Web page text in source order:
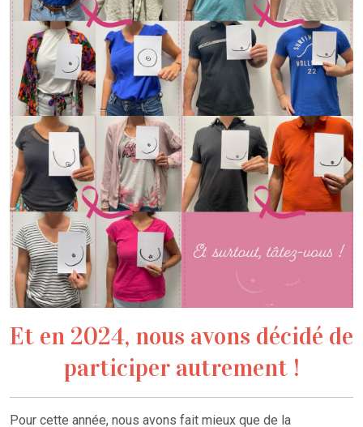
Et en 2024, nous avons décidé de
participer autrement !
Pour cette année, nous avons fait mieux que de la